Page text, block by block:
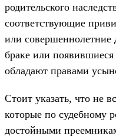
родительского
соответствующие
или
браке или
обладают правами
Стоит указать, что не
которые по судебному
достойными